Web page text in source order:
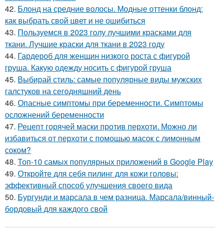
42. Блонд на средние волосы. Модные оттенки блонд:
как выбрать свой цвет и не ошибиться
43. Пользуемся в 2023 голу лучшими красками для
ткани. Лучшие краски для ткани в 2023 году
44. Гардероб для женщин низкого роста с фигурой
груша. Какую одежду носить с фигурой груша
45. Выбирай стиль: самые популярные виды мужских
галстуков на сегодняшний день
46. Опасные симптомы при беременности. Симптомы
осложнений беременности
47. Рецепт горячей маски против перхоти. Можно ли
избавиться от перхоти с помощью масок с лимонным
соком?
48. Топ-10 самых популярных приложений в Google Play
49. Откройте для себя пилинг для кожи головы:
эффективный способ улучшения своего вида
50. Бургунди и марсала в чем разница. Марсала/винный-
бордовый для каждого свой